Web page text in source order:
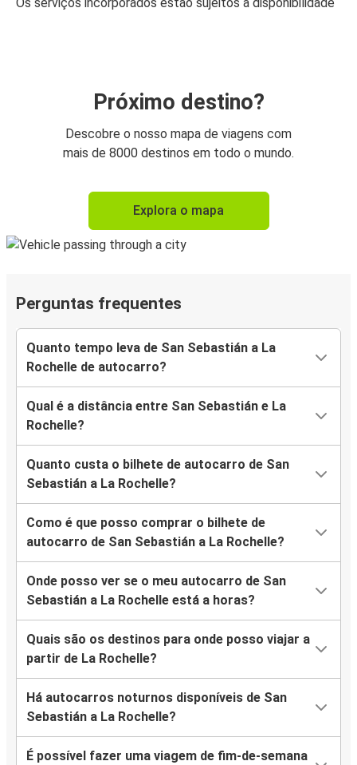
Próximo destino?
Descobre o nosso mapa de viagens com
mais de 8000 destinos em todo o mundo.
Explora o mapa
Perguntas frequentes
Quanto tempo leva de San Sebastián a La
Rochelle de autocarro?
Qual é a distância entre San Sebastián e La
Rochelle?
Quanto custa o bilhete de autocarro de San
Sebastián a La Rochelle?
Como é que posso comprar o bilhete de
autocarro de San Sebastián a La Rochelle?
Onde posso ver se o meu autocarro de San
Sebastián a La Rochelle está a horas?
Quais são os destinos para onde posso viajar a
partir de La Rochelle?
Há autocarros noturnos disponíveis de San
Sebastián a La Rochelle?
É possível fazer uma viagem de fim-de-semana